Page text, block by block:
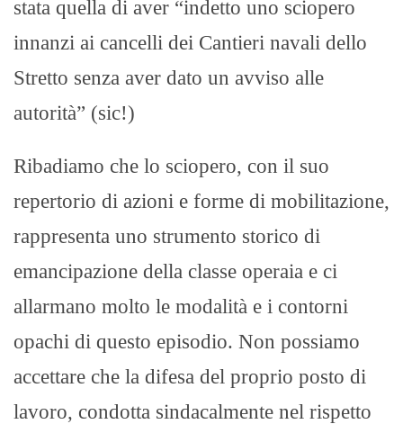
stata quella di aver “indetto uno sciopero
innanzi ai cancelli dei Cantieri navali dello
Stretto senza aver dato un avviso alle
autorità” (sic!)
Ribadiamo che lo sciopero, con il suo
repertorio di azioni e forme di mobilitazione,
rappresenta uno strumento storico di
emancipazione della classe operaia e ci
allarmano molto le modalità e i contorni
opachi di questo episodio. Non possiamo
accettare che la difesa del proprio posto di
lavoro, condotta sindacalmente nel rispetto